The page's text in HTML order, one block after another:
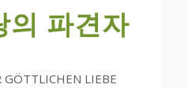
의 파견자
GÖTTLICHEN LIEBE